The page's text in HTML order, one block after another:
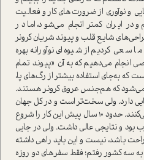
و نوآوری از ضرورت‌های کار و فعالیت
در ایران کمتر انجام می‌شود، اما در
شایع قلب و پیوند شریان کرونر
سعی کردیم از شیوه‌ای نوآورانه بهره
انجام می‌دهیم که به آن «پیوند تمام
که به‌جای ا‌ستفاده بیشتر از رگ‌های پا،
می‌شود که هم‌جنس عروق کرونر هستند‌.
دارد. ولی سخت‌تر ا‌ست و در کل جهان
10 تا 15 درصد جراحان دنیا این کار را می‌کنند. حدود ۱۰ سال پیش این کار را شروع
بود و نتایجی عالی داشت. ولی در جایی
باشد، نیست و این باید راهی داشته
سه کشور رفتم؛ فقط سفرهای دو روزه